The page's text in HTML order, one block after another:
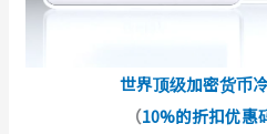
世界顶级加密货币
（10%的折扣优惠